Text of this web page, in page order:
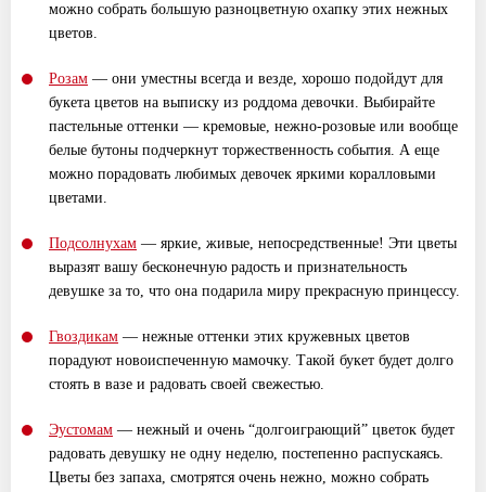
можно собрать большую разноцветную охапку этих нежных
цветов.
Розам — они уместны всегда и везде, хорошо подойдут для
букета цветов на выписку из роддома девочки. Выбирайте
пастельные оттенки — кремовые, нежно-розовые или вообще
белые бутоны подчеркнут торжественность события. А еще
можно порадовать любимых девочек яркими коралловыми
цветами.
Подсолнухам — яркие, живые, непосредственные! Эти цветы
выразят вашу бесконечную радость и признательность
девушке за то, что она подарила миру прекрасную принцессу.
Гвоздикам — нежные оттенки этих кружевных цветов
порадуют новоиспеченную мамочку. Такой букет будет долго
стоять в вазе и радовать своей свежестью.
Эустомам — нежный и очень “долгоиграющий” цветок будет
радовать девушку не одну неделю, постепенно распускаясь.
Цветы без запаха, смотрятся очень нежно, можно собрать